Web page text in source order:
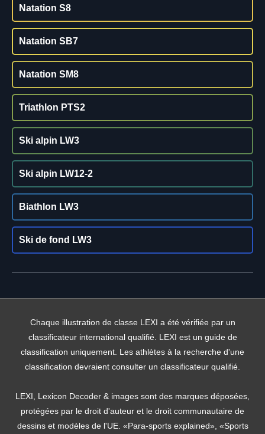
Natation S8
Natation SB7
Natation SM8
Triathlon PTS2
Ski alpin LW3
Ski alpin LW12-2
Biathlon LW3
Ski de fond LW3
Chaque illustration de classe LEXI a été vérifiée par un
classificateur international qualifié. LEXI est un guide de
classification uniquement. Les athlètes à la recherche d'une
classification devraient consulter un classificateur qualifié.
LEXI, Lexicon Decoder & images sont des marques déposées,
protégées par le droit d'auteur et le droit communautaire de
dessins et modèles de l'UE. «Para-sports explained», «Sports